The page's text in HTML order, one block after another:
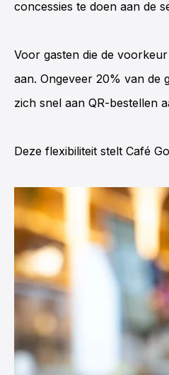
concessies te doen aan de
Voor gasten die de
aan. Ongeveer 20% van de
zich snel aan QR-bestellen
Deze flexibiliteit stelt Café